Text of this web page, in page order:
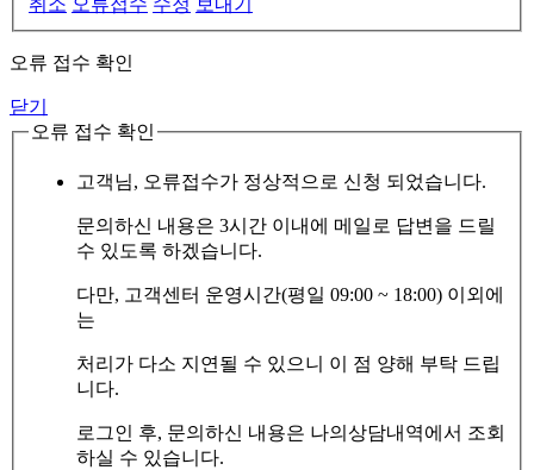
오류 접수 확인
닫기
오류 접수 확인
고객님, 오류접수가 정상적으로 신청 되었습니다.
문의하신 내용은 3시간 이내에 메일로 답변을 드릴
수 있도록 하겠습니다.
다만, 고객센터 운영시간(평일 09:00 ~ 18:00) 이외에
는
처리가 다소 지연될 수 있으니 이 점 양해 부탁 드립
니다.
로그인 후, 문의하신 내용은 나의상담내역에서 조회
하실 수 있습니다.